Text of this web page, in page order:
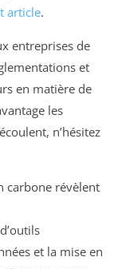
article.
entreprises de
et
en matière de
les
n’hésitez
carbone révèlent
et la mise en